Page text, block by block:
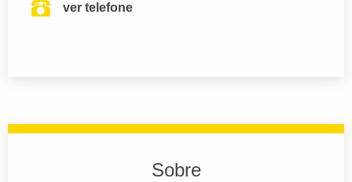
ver telefone
Sobre